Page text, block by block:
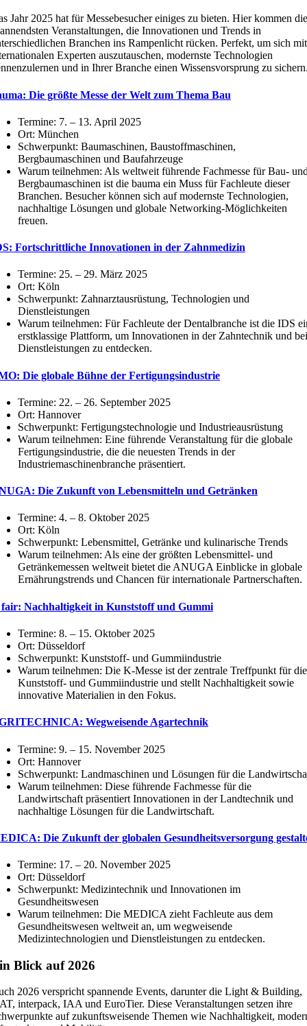
Jahr 2025 hat für Messebesucher einiges zu bieten. Hier kommen die
Veranstaltungen, die Innovationen und Trends in
Branchen ins Rampenlicht rücken. Perfekt, um sich mit
Experten auszutauschen, modernste Technologien
und in Ihrer Branche einen Wissensvorsprung zu
Die größte Messe der Welt zum Thema Bau
Termine: 7. – 13. April 2025
Ort: München
Schwerpunkt: Baumaschinen, Baustoffmaschinen,
Bergbaumaschinen und Baufahrzeuge
Warum teilnehmen: Als weltweit führende Fachmesse für Bau-
Bergbaumaschinen ist die bauma ein Muss für Fachleute dieser
Branchen. Besucher können sich auf modernste Technologien,
nachhaltige Lösungen und globale Networking-Möglichkeiten
freuen.
Fortschrittliche Innovationen in der Zahnmedizin
Termine: 25. – 29. März 2025
Ort: Köln
Schwerpunkt: Zahnarztausrüstung, Technologien und
Dienstleistungen
Warum teilnehmen: Für Fachleute der Dentalbranche ist die IDS
erstklassige Plattform, um Innovationen in der Zahntechnik und bei
Dienstleistungen zu entdecken.
Die globale Bühne der Fertigungsindustrie
Termine: 22. – 26. September 2025
Ort: Hannover
Schwerpunkt: Fertigungstechnologie und Industrieausrüstung
Warum teilnehmen: Eine führende Veranstaltung für die globale
Fertigungsindustrie, die die neuesten Trends in der
Industriemaschinenbranche präsentiert.
Die Zukunft von Lebensmitteln und Getränken
Termine: 4. – 8. Oktober 2025
Ort: Köln
Schwerpunkt: Lebensmittel, Getränke und kulinarische Trends
Warum teilnehmen: Als eine der größten Lebensmittel- und
Getränkemessen weltweit bietet die ANUGA Einblicke in globale
Ernährungstrends und Chancen für internationale Partnerschaften.
Nachhaltigkeit in Kunststoff und Gummi
Termine: 8. – 15. Oktober 2025
Ort: Düsseldorf
Schwerpunkt: Kunststoff- und Gummiindustrie
Warum teilnehmen: Die K-Messe ist der zentrale Treffpunkt für die
Kunststoff- und Gummiindustrie und stellt Nachhaltigkeit sowie
innovative Materialien in den Fokus.
Wegweisende Agartechnik
Termine: 9. – 15. November 2025
Ort: Hannover
Schwerpunkt: Landmaschinen und Lösungen für die
Warum teilnehmen: Diese führende Fachmesse für die
Landwirtschaft präsentiert Innovationen in der Landtechnik und
nachhaltige Lösungen für die Landwirtschaft.
Die Zukunft der globalen Gesundheitsversorgung
Termine: 17. – 20. November 2025
Ort: Düsseldorf
Schwerpunkt: Medizintechnik und Innovationen im
Gesundheitswesen
Warum teilnehmen: Die MEDICA zieht Fachleute aus dem
Gesundheitswesen weltweit an, um wegweisende
Medizintechnologien und Dienstleistungen zu entdecken.
Blick auf 2026
2026 verspricht spannende Events, darunter die Light & Building,
interpack, IAA und EuroTier. Diese Veranstaltungen setzen ihre
auf zukunftsweisende Themen wie Nachhaltigkeit,